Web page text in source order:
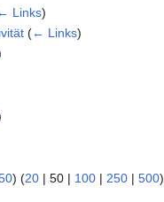
← Links)
(← Links)
) (20 | 50 | 100 | 250 | 500)